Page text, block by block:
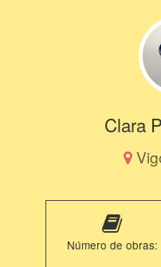
Clara
Número de obras: